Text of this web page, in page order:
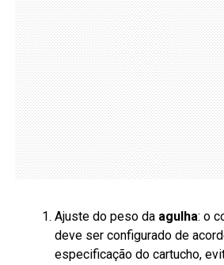
Ajuste do peso da agulha: o
deve ser configurado de
especificação do cartucho,